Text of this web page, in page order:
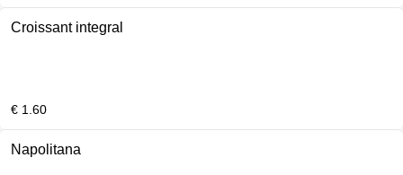
Croissant integral
€ 1.60
Napolitana